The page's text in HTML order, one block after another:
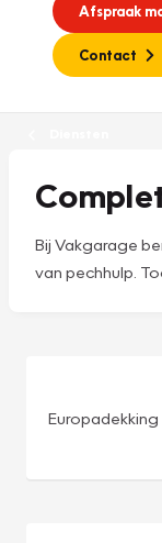
Afspraak
Contact
Bij Vakgarage
van pechhulp.